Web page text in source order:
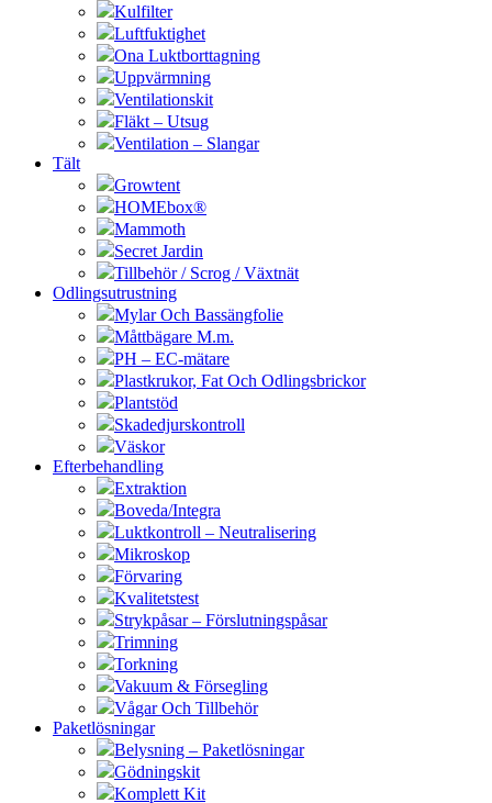
Kulfilter
Luftfuktighet
Ona Luktborttagning
Uppvärmning
Ventilationskit
Fläkt – Utsug
Ventilation – Slangar
Tält
Growtent
HOMEbox®
Mammoth
Secret Jardin
Tillbehör / Scrog / Växtnät
Odlingsutrustning
Mylar Och Bassängfolie
Måttbägare M.m.
PH – EC-mätare
Plastkrukor, Fat Och Odlingsbrickor
Plantstöd
Skadedjurskontroll
Väskor
Efterbehandling
Extraktion
Boveda/Integra
Luktkontroll – Neutralisering
Mikroskop
Förvaring
Kvalitetstest
Strykpåsar – Förslutningspåsar
Trimning
Torkning
Vakuum & Försegling
Vågar Och Tillbehör
Paketlösningar
Belysning – Paketlösningar
Gödningskit
Komplett Kit